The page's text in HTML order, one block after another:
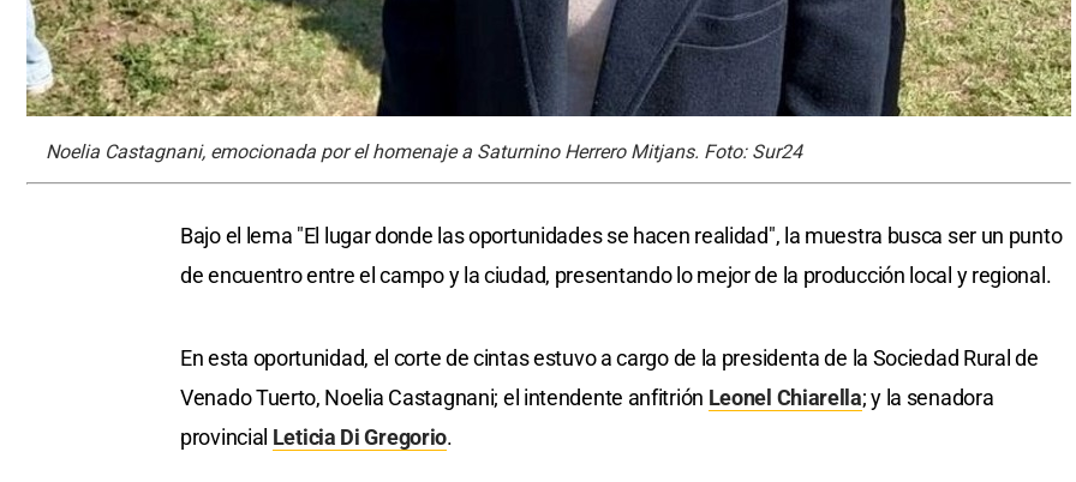
Noelia Castagnani, emocionada por el homenaje a Saturnino Herrero Mitjans. Foto: Sur24
Bajo el lema "El lugar donde las oportunidades se hacen realidad", la muestra busca ser un punto
de encuentro entre el campo y la ciudad, presentando lo mejor de la producción local y regional.
En esta oportunidad, el corte de cintas estuvo a cargo de la presidenta de la Sociedad Rural de
Venado Tuerto, Noelia Castagnani; el intendente anfitrión Leonel Chiarella; y la senadora
provincial Leticia Di Gregorio.